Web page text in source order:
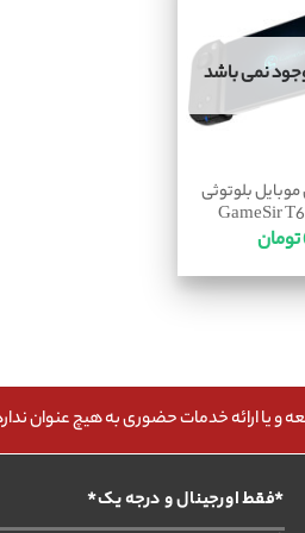
نمی باشد
بلوتوثی
تومان
یا ارائه خدمات حضوری به هیچ عنوان
*فقط اورجینال و درجه یک*